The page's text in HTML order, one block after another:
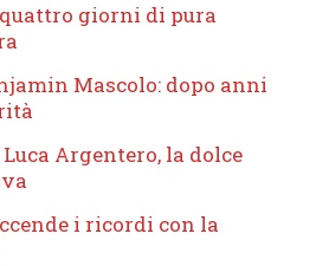
giorni di pura
Mascolo: dopo anni
Argentero, la dolce
i ricordi con la